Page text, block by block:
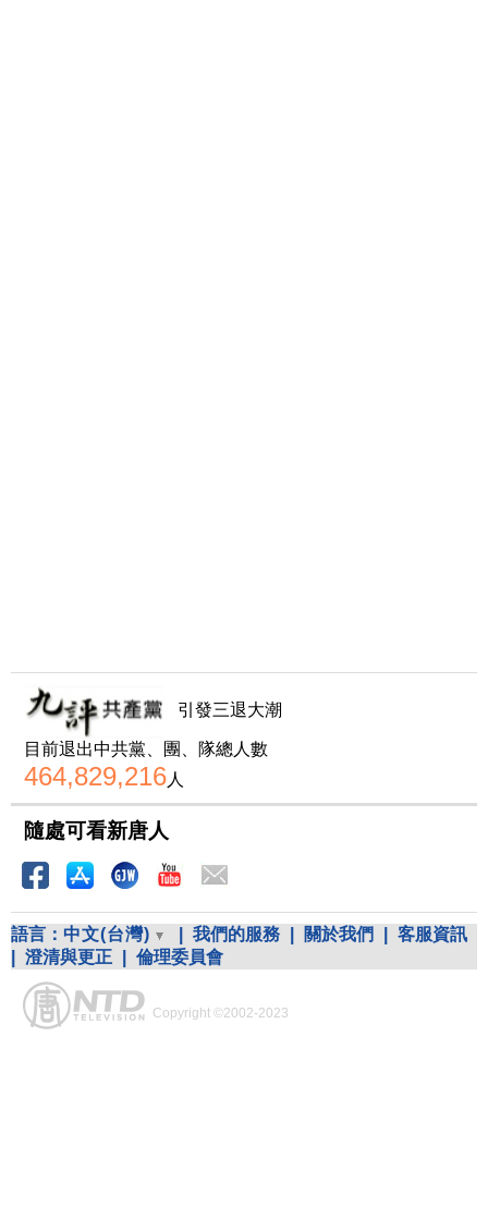
引發三退大潮
目前退出中共黨、團、隊總人數
464,829,216人
隨處可看新唐人
語言： 中文(台灣) 我們的服務 關於我們
客服資訊
澄清與更正 倫理委員會
Copyright ©2002-2023